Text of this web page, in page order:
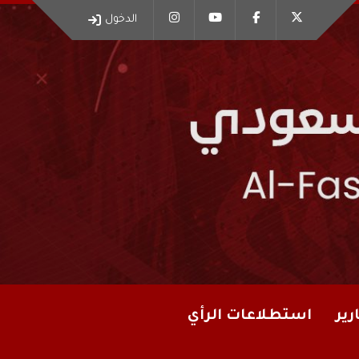
الدخول
استطلاعات الرأي